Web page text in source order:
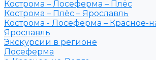
Кострома – Лосеферма – Плёс
Кострома – Плёс – Ярославль
Кострома - Лосеферма – Красное-
Ярославль
Экскурсии в регионе
Лосеферма